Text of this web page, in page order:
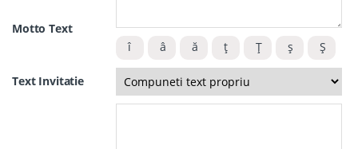
Motto Text
Text Invitatie